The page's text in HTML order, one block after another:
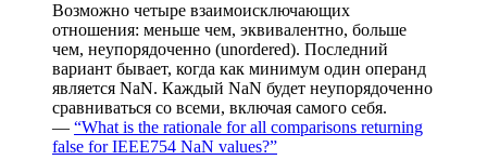
Возможно четыре взаимоисключающих
отношения: меньше чем, эквивалентно, больше
чем, неупорядоченно (unordered). Последний
вариант бывает, когда как минимум один операнд
является NaN. Каждый NaN будет неупорядоченно
сравниваться со всеми, включая самого себя.
— “What is the rationale for all comparisons returning
false for IEEE754 NaN values?”